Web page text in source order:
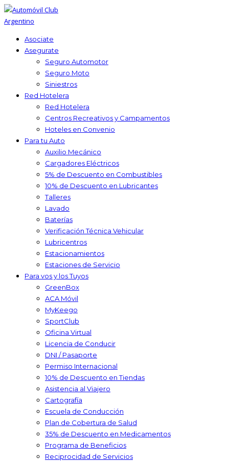
Asociate
Asegurate
Seguro Automotor
Seguro Moto
Siniestros
Red Hotelera
Red Hotelera
Centros Recreativos y Campamentos
Hoteles en Convenio
Para tu Auto
Auxilio Mecánico
Cargadores Eléctricos
5% de Descuento en Combustibles
10% de Descuento en Lubricantes
Talleres
Lavado
Baterías
Verificación Técnica Vehicular
Lubricentros
Estacionamientos
Estaciones de Servicio
Para vos y los Tuyos
GreenBox
ACA Móvil
MyKeego
SportClub
Oficina Virtual
Licencia de Conducir
DNI / Pasaporte
Permiso Internacional
10% de Descuento en Tiendas
Asistencia al Viajero
Cartografía
Escuela de Conducción
Plan de Cobertura de Salud
35% de Descuento en Medicamentos
Programa de Beneficios
Reciprocidad de Servicios